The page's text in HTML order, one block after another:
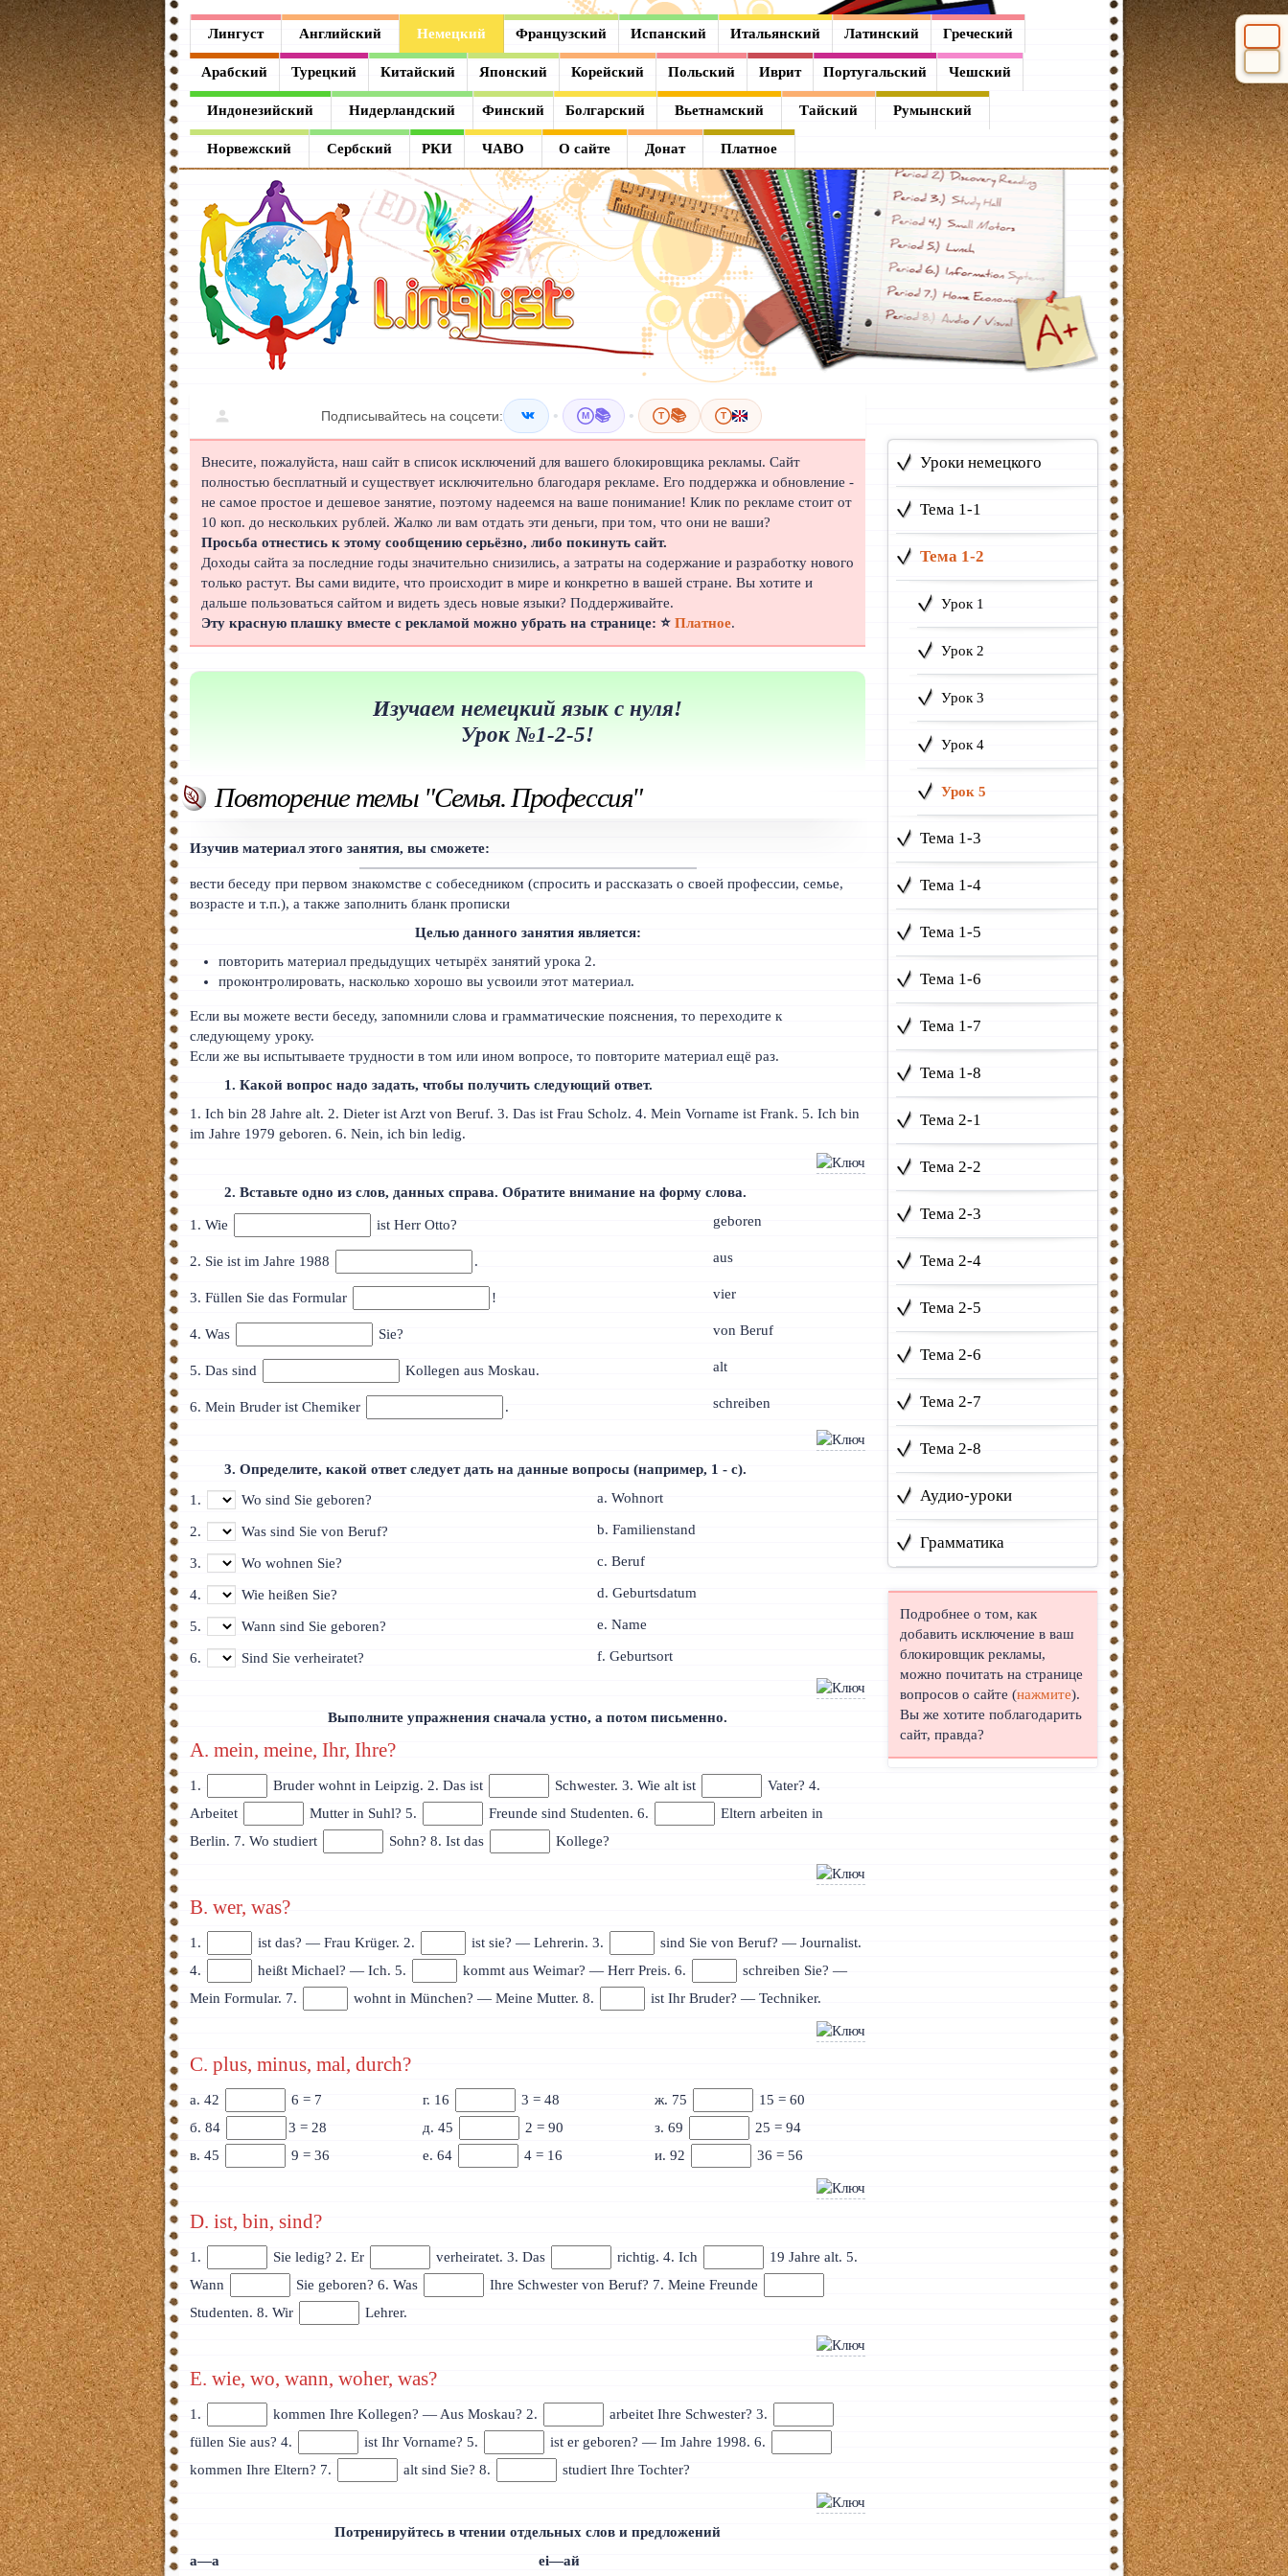
Лингуст Английский Немецкий Французский Испанский Итальянский Латинский Греческий
Арабский Турецкий Китайский Японский Корейский Польский Иврит Португальский Чешский
Индонезийский Нидерландский Финский Болгарский Вьетнамский Тайский Румынский
Норвежский Сербский РКИ ЧАВО О сайте Донат Платное
Подписывайтесь на соцсети: • M 📚 • T 📚 T
Внесите, пожалуйста, наш сайт в список исключений для вашего блокировщика рекламы. Сайт
полностью бесплатный и существует исключительно благодаря рекламе. Его поддержка и обновление -
не самое простое и дешевое занятие, поэтому надеемся на ваше понимание! Клик по рекламе стоит от
10 коп. до нескольких рублей. Жалко ли вам отдать эти деньги, при том, что они не ваши?
Просьба отнестись к этому сообщению серьёзно, либо покинуть сайт.
Доходы сайта за последние годы значительно снизились, а затраты на содержание и разработку нового
только растут. Вы сами видите, что происходит в мире и конкретно в вашей стране. Вы хотите и
дальше пользоваться сайтом и видеть здесь новые языки? Поддерживайте.
Эту красную плашку вместе с рекламой можно убрать на странице: ⭐Платное.
Изучаем немецкий язык с нуля!
Урок №1-2-5!
Повторение темы "Семья. Профессия"
Изучив материал этого занятия, вы сможете:
вести беседу при первом знакомстве с собеседником (спросить и рассказать о своей профессии, семье,
возрасте и т.п.), а также заполнить бланк прописки
Целью данного занятия является:
повторить материал предыдущих четырёх занятий урока 2.
проконтролировать, насколько хорошо вы усвоили этот материал.
Если вы можете вести беседу, запомнили слова и грамматические пояснения, то переходите к
следующему уроку.
Если же вы испытываете трудности в том или ином вопросе, то повторите материал ещё раз.
1. Какой вопрос надо задать, чтобы получить следующий ответ.
1. Ich bin 28 Jahre alt. 2. Dieter ist Arzt von Beruf. 3. Das ist Frau Scholz. 4. Mein Vorname ist Frank. 5. Ich bin
im Jahre 1979 geboren. 6. Nein, ich bin ledig.
2. Вставьте одно из слов, данных справа. Обратите внимание на форму слова.
1. Wie ist Herr Otto? geboren
2. Sie ist im Jahre 1988 . aus
3. Füllen Sie das Formular ! vier
4. Was Sie? von Beruf
5. Das sind Kollegen aus Moskau. alt
6. Mein Bruder ist Chemiker . schreiben
3. Определите, какой ответ следует дать на данные вопросы (например, 1 - с).
1.
Wo sind Sie geboren? a. Wohnort
2. Was sind Sie von Beruf? b. Familienstand
3. Wo wohnen Sie? c. Beruf
4. Wie heißen Sie? d. Geburtsdatum
5. Wann sind Sie geboren? e. Name
6. Sind Sie verheiratet? f. Geburtsort
Выполните упражнения сначала устно, а потом письменно.
A. mein, meine, Ihr, Ihre?
1. Bruder wohnt in Leipzig. 2. Das ist Schwester. 3. Wie alt ist
Vater? 4.
Arbeitet
Mutter in Suhl? 5. Freunde sind Studenten. 6.
Eltern arbeiten in
Berlin. 7. Wo studiert
Sohn? 8. Ist das Kollege?
B. wer, was?
1. ist das? — Frau Krüger. 2. ist sie? — Lehrerin. 3.
sind Sie von Beruf? — Journalist.
4.
heißt Michael? — Ich. 5. kommt aus Weimar? — Herr Preis. 6.
schreiben Sie? —
Mein Formular. 7.
wohnt in München? — Meine Mutter. 8. ist Ihr Bruder? — Techniker.
C. plus, minus, mal, durch?
а. 42
6 = 7
б. 84
3 = 28
в. 45
9 = 36
г. 16
3 = 48
д. 45
2 = 90
e. 64
4 = 16
ж. 75
15 = 60
з. 69
25 = 94
и. 92
36 = 56
D. ist, bin, sind?
1. Sie ledig? 2. Er verheiratet. 3. Das richtig. 4. Ich
19 Jahre alt. 5.
Wann
Sie geboren? 6. Was
Ihre Schwester von Beruf? 7. Meine Freunde
Studenten. 8. Wir
Lehrer.
E. wie, wo, wann, woher, was?
1. kommen Ihre Kollegen? — Aus Moskau? 2.
arbeitet Ihre Schwester? 3.
füllen Sie aus? 4.
ist Ihr Vorname? 5.
ist er geboren? — Im Jahre 1998. 6.
kommen Ihre Eltern? 7.
alt sind Sie? 8. studiert Ihre Tochter?
Потренируйтесь в чтении отдельных слов и предложений
а—а
ei—ай
Уроки немецкого
Тема 1-1
Тема 1-2
Урок 1
Урок 2
Урок 3
Урок 4
Урок 5
Тема 1-3
Тема 1-4
Тема 1-5
Тема 1-6
Тема 1-7
Тема 1-8
Тема 2-1
Тема 2-2
Тема 2-3
Тема 2-4
Тема 2-5
Тема 2-6
Тема 2-7
Тема 2-8
Аудио-уроки
Грамматика
Подробнее о том, как
добавить исключение в ваш
блокировщик рекламы,
можно почитать на странице
вопросов о сайте (нажмите).
Вы же хотите поблагодарить
сайт, правда?
Лингуст
Английский
Немецкий
Французский
Испанский
Итальянский
Латинский
Греческий
Арабский
Турецкий
Китайский
Японский
Корейский
Польский
Иврит
Португальский
Чешский
Индонезийский
Нидерландский
Финский
Болгарский
Вьетнамский
Тайский
Румынский
Норвежский
Сербский
РКИ
ЧАВО
О сайте
Донат
Платное